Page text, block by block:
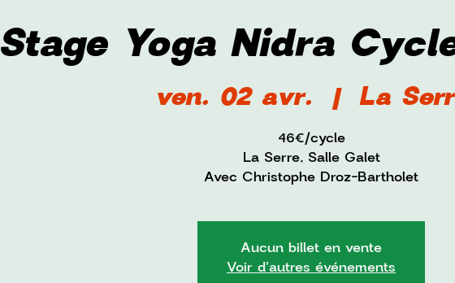
Stage Yoga Nidra
ven. 02 avr.
  |
La
46€/cycle
La Serre, Salle Galet
Avec Christophe Droz-Bartholet
Aucun billet en vente
Voir d'autres événements